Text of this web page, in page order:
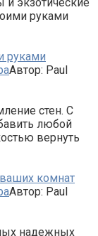
руками
руками
Автор: Paul
стен. С
любой
вернуть
комнат
Автор: Paul
надежных